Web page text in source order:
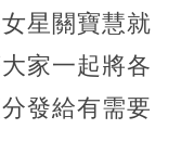
星關寶慧就
家一起將各
發給有需要